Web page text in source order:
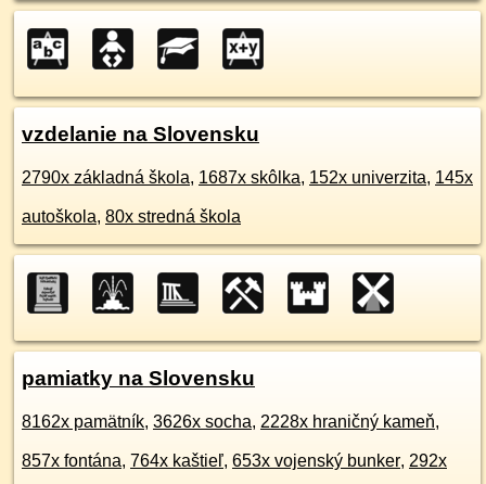
vzdelanie na Slovensku
2790x základná škola, 1687x skôlka, 152x univerzita, 145x
autoškola, 80x stredná škola
pamiatky na Slovensku
8162x pamätník, 3626x socha, 2228x hraničný kameň,
857x fontána, 764x kaštieľ, 653x vojenský bunker, 292x